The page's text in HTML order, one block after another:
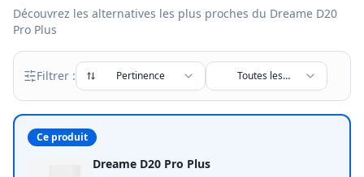
Découvrez les alternatives les plus proches du Dreame D20
Pro Plus
Filtrer : Pertinence
Toutes les
marques
Ce produit
Dreame D20 Pro Plus